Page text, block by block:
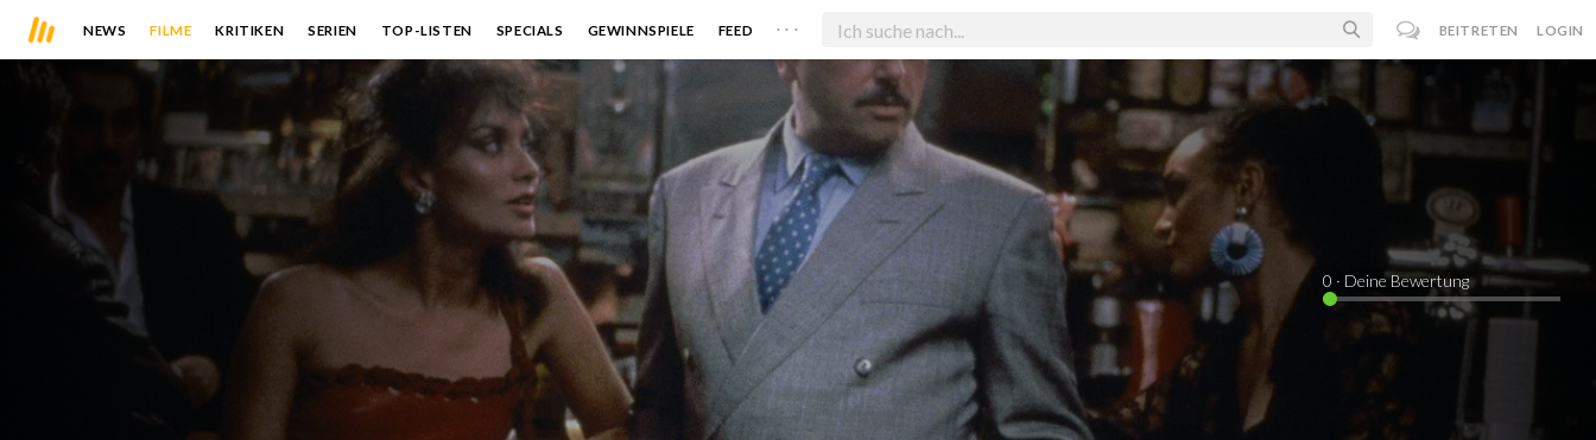
NEWS FILME KRITIKEN SERIEN TOP-LISTEN SPECIALS GEWINNSPIELE FEED . . . BEITRETEN LOGIN
0 · Deine Bewertung